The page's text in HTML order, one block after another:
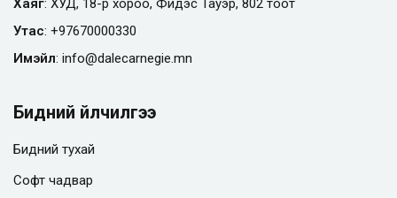
Хаяг: ХУД, 18-р хороо, Фидэс Тауэр, 802 тоот
Утас: +97670000330
Имэйл: info@dalecarnegie.mn
Бидний үйлчилгээ
Бидний тухай
Софт чадвар